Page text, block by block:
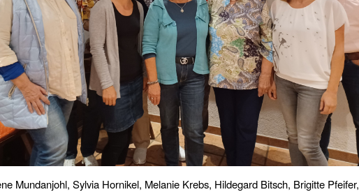
Mundanjohl, Sylvia Hornikel, Melanie Krebs, Hildegard Bitsch, Brigitte Pfeifer,